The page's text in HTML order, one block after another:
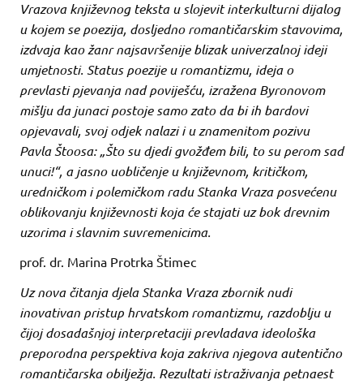
Vrazova književnog teksta u slojevit interkulturni dijalog
u kojem se poezija, dosljedno romantičarskim stavovima,
izdvaja kao žanr najsavršenije blizak univerzalnoj ideji
umjetnosti. Status poezije u romantizmu, ideja o
prevlasti pjevanja nad poviješću, izražena Byronovom
mišlju da junaci postoje samo zato da bi ih bardovi
opjevavali, svoj odjek nalazi i u znamenitom pozivu
Pavla Štoosa: „Što su djedi gvožđem bili, to su perom sad
unuci!“, a jasno uobličenje u književnom, kritičkom,
uredničkom i polemičkom radu Stanka Vraza posvećenu
oblikovanju književnosti koja će stajati uz bok drevnim
uzorima i slavnim suvremenicima.
prof. dr. Marina Protrka Štimec
Uz nova čitanja djela Stanka Vraza zbornik nudi
inovativan pristup hrvatskom romantizmu, razdoblju u
čijoj dosadašnjoj interpretaciji prevladava ideološka
preporodna perspektiva koja zakriva njegova autentično
romantičarska obilježja. Rezultati istraživanja petnaest